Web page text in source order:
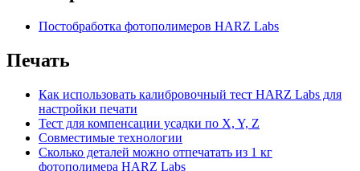
Постобработка фотополимеров HARZ Labs
Печать
Как использовать калибровочный тест HARZ Labs для
настройки печати
Тест для компенсации усадки по X, Y, Z
Совместимые технологии
Сколько деталей можно отпечатать из 1 кг
фотополимера HARZ Labs